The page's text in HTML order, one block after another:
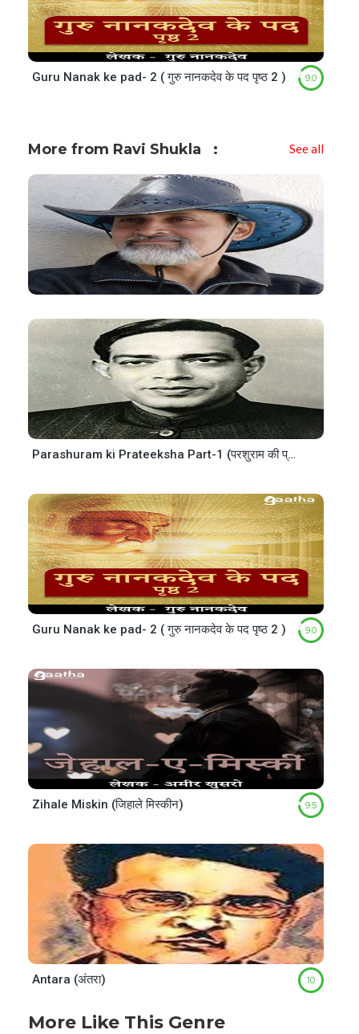
Guru Nanak ke pad- 2 ( गुरु नानकदेव के पद पृष्ठ 2 ) 9.0
More from Ravi Shukla See all
Parashuram ki Prateeksha Part-1 (परशुराम की प्रतीक्षा खण्ड 1)
Guru Nanak ke pad- 2 ( गुरु नानकदेव के पद पृष्ठ 2 ) 9.0
Zihale Miskin (जिहाले मिस्कीन) 9.5
Antara (अंतरा) 10
More Like This Genre